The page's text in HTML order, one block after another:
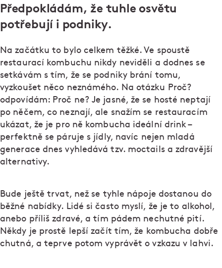
Předpokládám, že tuhle osvětu
potřebují i podniky.
Na začátku to bylo celkem těžké. Ve spoustě
restaurací kombuchu nikdy neviděli a dodnes se
setkávám s tím, že se podniky brání tomu,
vyzkoušet něco neznámého. Na otázku Proč?
odpovídám: Proč ne? Je jasné, že se hosté neptají
po něčem, co neznají, ale snažím se restauracím
ukázat, že je pro ně kombucha ideální drink –
perfektně se páruje s jídly, navíc nejen mladá
generace dnes vyhledává tzv. moctails a zdravější
alternativy.
Bude ještě trvat, než se tyhle nápoje dostanou do
běžné nabídky. Lidé si často myslí, že je to alkohol,
anebo příliš zdravé, a tím pádem nechutné pití.
Někdy je prostě lepší začít tím, že kombucha dobře
chutná, a teprve potom vyprávět o vzkazu v lahvi.